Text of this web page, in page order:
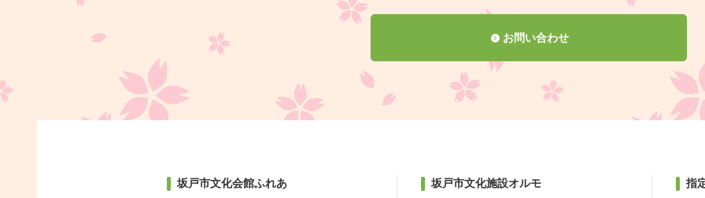
お問い合わせ
坂戸市文化会館ふれあ 坂戸市文化施設オルモ 指